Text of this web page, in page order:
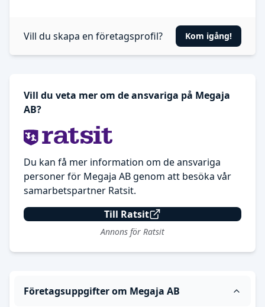
Vill du skapa en företagsprofil? Kom igång!
Vill du veta mer om de ansvariga på Megaja
AB?
Du kan få mer information om de ansvariga
personer för Megaja AB genom att besöka vår
samarbetspartner Ratsit.
Till Ratsit
Annons för Ratsit
Företagsuppgifter om Megaja AB